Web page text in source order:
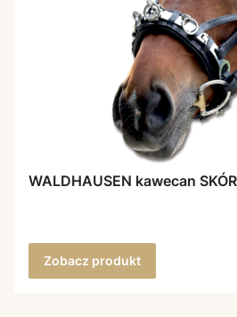
WALDHAUSEN kawecan
Zobacz produkt